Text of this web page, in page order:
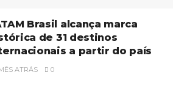
Brasil alcança marca
de 31 destinos
a partir do país
ATRÁS 0